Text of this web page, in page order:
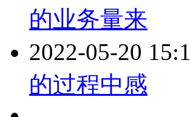
的业务量来
2022-05-20
的过程中感